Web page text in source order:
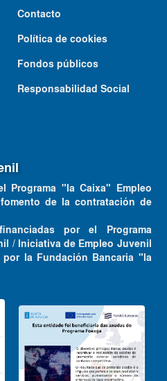
Contacto
Política de cookies
Fondos públicos
Responsabilidad Social
Programa "la Caixa" Empleo
de la contratación de
por el Programa
/ Iniciativa de Empleo Juvenil
la Fundación Bancaria "la